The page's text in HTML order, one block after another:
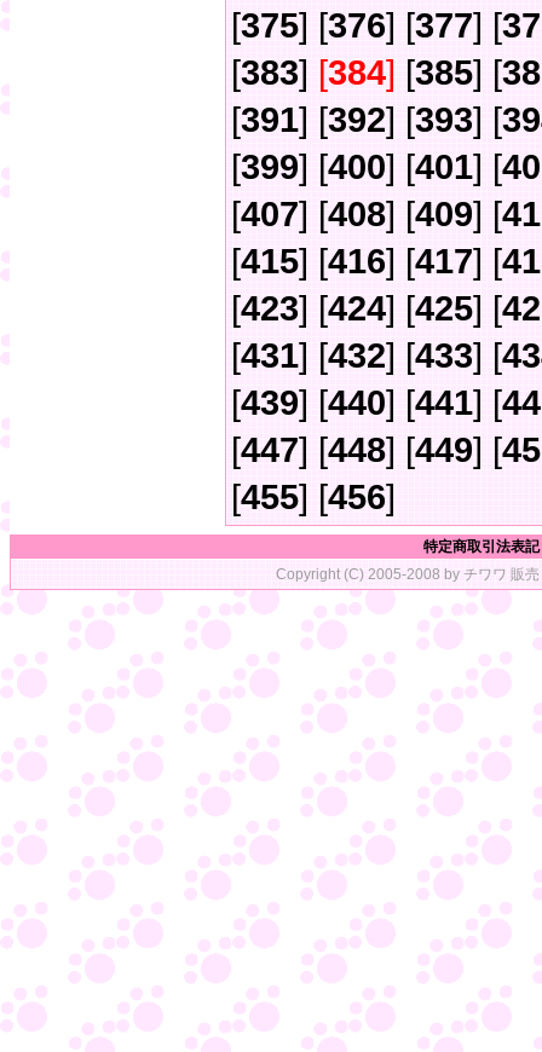
[375] [376] [377] [
[383] [384] [385] [
[391] [392] [393] [
[399] [400] [401] [
[407] [408] [409] [
[415] [416] [417] [
[423] [424] [425] [
[431] [432] [433] [
[439] [440] [441] [
[447] [448] [449] [
[455] [456]
特定商取引法表記
Copyright (C) 2005-2008 by チワワ 販